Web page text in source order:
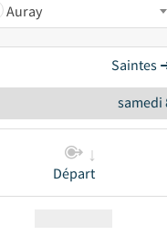
Auray
Saintes
samedi
Départ